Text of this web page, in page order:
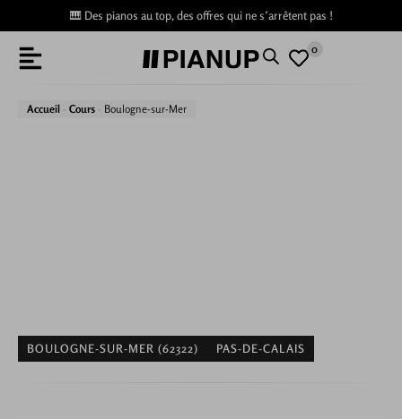
🎹 Des pianos au top, des offres qui ne s’arrêtent pas !
0
Accueil - Cours - Boulogne-sur-Mer
BOULOGNE-SUR-MER (62322) PAS-DE-CALAIS